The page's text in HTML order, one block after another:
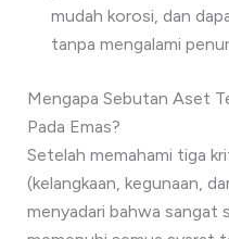
mudah korosi, dan
tanpa mengalami
Mengapa Sebutan Aset
Pada Emas?
Setelah memahami tiga
(kelangkaan, kegunaan,
menyadari bahwa sangat